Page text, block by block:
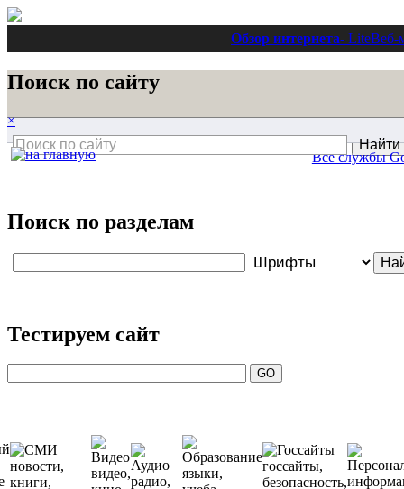
Обзор интернета- LiteВеб-
Поиск по сайту
×
Поиск по разделам
Тестируем сайт
Все службы